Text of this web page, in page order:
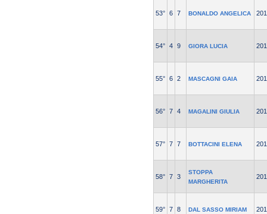
53° 6 7 BONALDO ANGELICA
54° 4 9 GIORA LUCIA
55° 6 2 MASCAGNI GAIA
56° 7 4 MAGALINI GIULIA
57° 7 7 BOTTACINI ELENA
58° 7 3
STOPPA
MARGHERITA
59° 7 8 DAL SASSO MIRIAM